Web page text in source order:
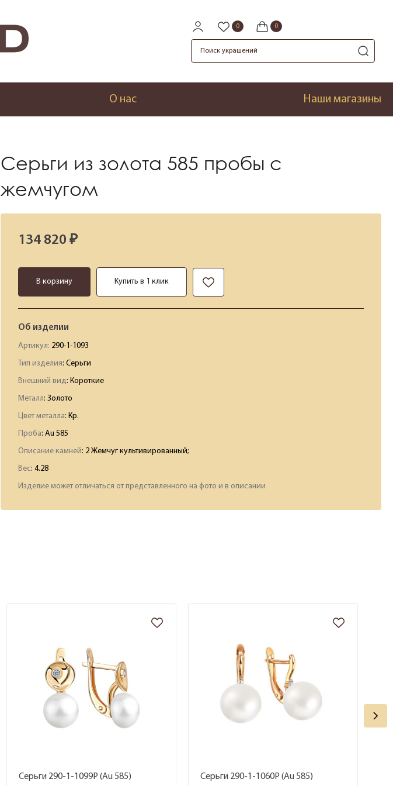
О нас Наши магазины
Серьги из золота 585 пробы с
жемчугом
134 820 ₽
В корзину Купить в 1 клик
Об изделии
Артикул: 290-1-1093
Тип изделия: Серьги
Внешний вид: Короткие
Металл: Золото
Цвет металла: Кр.
Проба: Au 585
Описание камней: 2 Жемчуг культивированный;
Вес: 4.28
Изделие может отличаться от представленного на фото и в описании
Серьги 290-1-1099Р (Au 585) Серьги 290-1-1060Р (Au 585)